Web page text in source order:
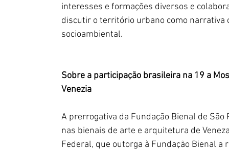
interesses e formações diversos e
discutir o território urbano como
socioambiental.
Sobre a participação brasileira na 19 a
Venezia
A prerrogativa da Fundação Bienal de
nas bienais de arte e arquitetura de
Federal, que outorga à Fundação Bienal